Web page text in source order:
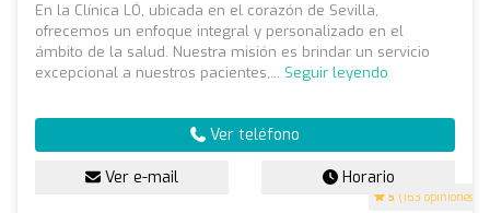
5 (163 opiniones)
En la Clínica LÓ, ubicada en el corazón de Sevilla,
ofrecemos un enfoque integral y personalizado en el
ámbito de la salud. Nuestra misión es brindar un servicio
excepcional a nuestros pacientes,... Seguir leyendo
Ver teléfono
Ver e-mail Horario